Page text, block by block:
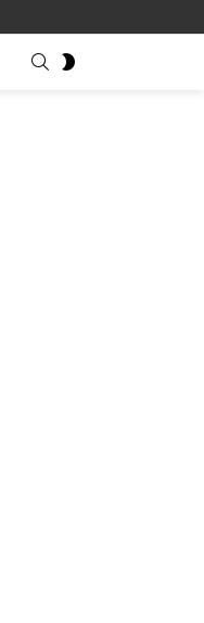
SEARCH